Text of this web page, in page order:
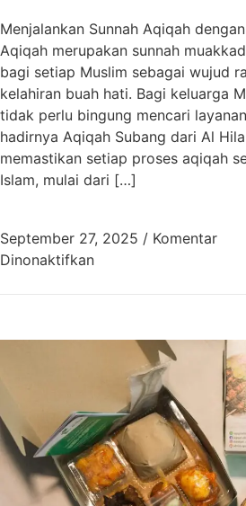
Menjalankan Sunnah Aqiqah
Aqiqah merupakan sunnah
bagi setiap Muslim sebagai wujud
kelahiran buah hati. Bagi keluarga
tidak perlu bingung mencari
hadirnya Aqiqah Subang dari Al
memastikan setiap proses aqiqah
Islam, mulai dari […]
September 27, 2025 / Komentar
Dinonaktifkanpada Aqiqah Subang